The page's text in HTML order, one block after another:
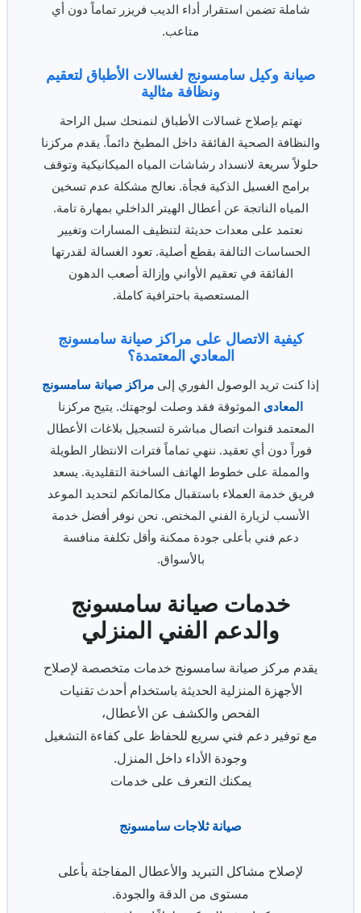
شاملة تضمن استقرار أداء الديب فريزر تماماً دون أي
متاعب.
صيانة وكيل سامسونج لغسالات الأطباق لتعقيم
ونظافة مثالية
نهتم بإصلاح غسالات الأطباق لنمنحك سبل الراحة
والنظافة الصحية الفائقة داخل المطبخ دائماً. يقدم مركزنا
حلولاً سريعة لانسداد رشاشات المياه الميكانيكية وتوقف
برامج الغسيل الذكية فجأة. نعالج مشكلة عدم تسخين
المياه الناتجة عن أعطال الهيتر الداخلي بمهارة تامة.
نعتمد على معدات حديثة لتنظيف المسارات وتغيير
الحساسات التالفة بقطع أصلية. تعود الغسالة لقدرتها
الفائقة في تعقيم الأواني وإزالة أصعب الدهون
المستعصية باحترافية كاملة.
كيفية الاتصال على مراكز صيانة سامسونج
المعادي المعتمدة؟
إذا كنت تريد الوصول الفوري إلى مراكز صيانة سامسونج
المعادى الموثوقة فقد وصلت لوجهتك. يتيح مركزنا
المعتمد قنوات اتصال مباشرة لتسجيل بلاغات الأعطال
فوراً دون أي تعقيد. ننهي تماماً فترات الانتظار الطويلة
والمملة على خطوط الهاتف الساخنة التقليدية. يسعد
فريق خدمة العملاء باستقبال مكالماتكم لتحديد الموعد
الأنسب لزيارة الفني المختص. نحن نوفر أفضل خدمة
دعم فني بأعلى جودة ممكنة وأقل تكلفة منافسة
بالأسواق.
خدمات صيانة سامسونج
والدعم الفني المنزلي
يقدم مركز صيانة سامسونج خدمات متخصصة لإصلاح
الأجهزة المنزلية الحديثة باستخدام أحدث تقنيات
الفحص والكشف عن الأعطال،
مع توفير دعم فني سريع للحفاظ على كفاءة التشغيل
وجودة الأداء داخل المنزل.
يمكنك التعرف على خدمات
صيانة ثلاجات سامسونج
لإصلاح مشاكل التبريد والأعطال المفاجئة بأعلى
مستوى من الدقة والجودة.